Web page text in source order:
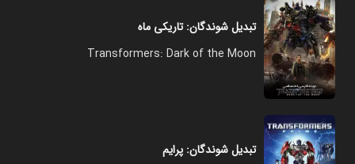
تبدیل شوندگان: تاریکی ماه
Transformers: Dark of the Moon
تبدیل شوندگان: پرایم